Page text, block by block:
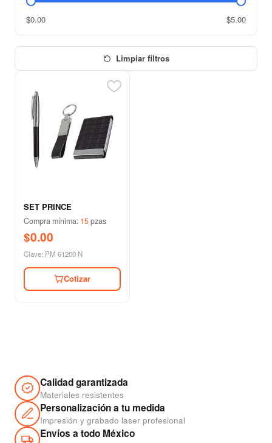
$0.00 $5.00
Limpiar filtros
SET PRINCE
Compra mínima: 15pzas
$0.00
Clave: PM 61200 N
Cotizar
Calidad garantizada
Materiales resistentes
Personalización a tu medida
Impresión y grabado laser profesional
Envíos a todo México